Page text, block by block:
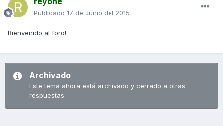
Publicado 17 de Junio del 2015
Bienvenido al foro!
Archivado
Este tema ahora está archivado y cerrado a otras
respuestas.